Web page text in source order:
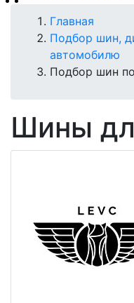
Главная
Подбор шин,
автомобилю
Подбор шин
Шины